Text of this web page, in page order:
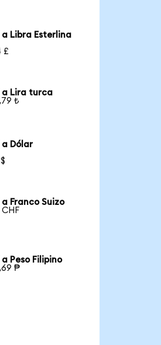
a Libra Esterlina
£
a Lira turca
₺
a Dólar
Franco Suizo
Peso Filipino
₱